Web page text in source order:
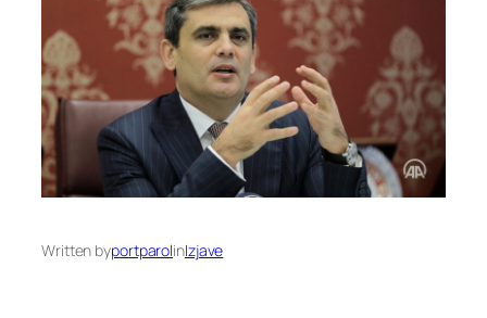
Written byportparolinIzjave